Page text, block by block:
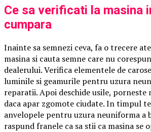
Ce sa verificati la masina
cumpara
Inainte sa semnezi ceva, fa o trecere
masina si cauta semne care nu
dealerului. Verifica elementele de
luminile si geamurile pentru uzura
reparatii. Apoi deschide usile,
daca apar zgomote ciudate. In timpul
anvelopele pentru uzura neuniforma a
raspund franele ca sa stii ca masina se